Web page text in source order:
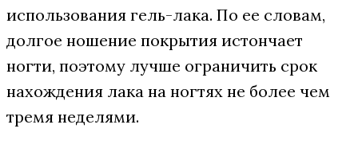
использования гель-лака. По ее словам,
долгое ношение покрытия истончает
ногти, поэтому лучше ограничить срок
нахождения лака на ногтях не более чем
тремя неделями.